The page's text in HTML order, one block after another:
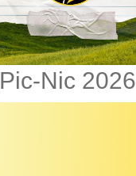
Pic-Nic 2026